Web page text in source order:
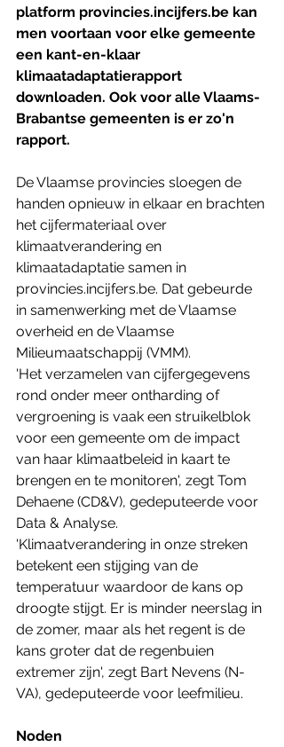
platform provincies.incijfers.be kan
men voortaan voor elke gemeente
een kant-en-klaar
klimaatadaptatierapport
downloaden. Ook voor alle Vlaams-
Brabantse gemeenten is er zo'n
rapport.
De Vlaamse provincies sloegen de
handen opnieuw in elkaar en brachten
het cijfermateriaal over
klimaatverandering en
klimaatadaptatie samen in
provincies.incijfers.be. Dat gebeurde
in samenwerking met de Vlaamse
overheid en de Vlaamse
Milieumaatschappij (VMM).
'Het verzamelen van cijfergegevens
rond onder meer ontharding of
vergroening is vaak een struikelblok
voor een gemeente om de impact
van haar klimaatbeleid in kaart te
brengen en te monitoren', zegt Tom
Dehaene (CD&V), gedeputeerde voor
Data & Analyse.
'Klimaatverandering in onze streken
betekent een stijging van de
temperatuur waardoor de kans op
droogte stijgt. Er is minder neerslag in
de zomer, maar als het regent is de
kans groter dat de regenbuien
extremer zijn', zegt Bart Nevens (N-
VA), gedeputeerde voor leefmilieu.
Noden